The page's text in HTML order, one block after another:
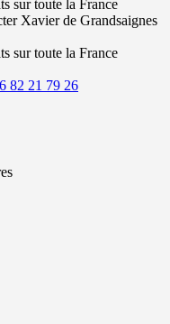
sur toute la France
Xavier de Grandsaignes
sur toute la France
82 21 79 26